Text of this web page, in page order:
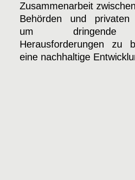
Zusammenarbeit
Behörden und privaten
um dringende
Herausforderungen zu
eine nachhaltige